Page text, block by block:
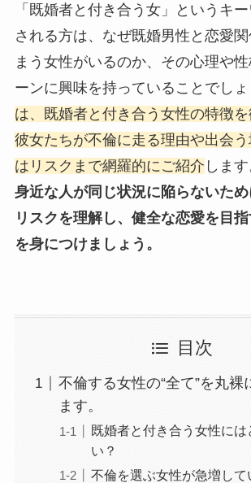
「既婚者と付き合う女」というキ
される方は、なぜ既婚男性と恋愛
まう女性がいるのか、その心理や
ーンに興味を持っていることでしょ
は、既婚者と付き合う女性の特徴を
彼女たちが不倫に走る理由や出会
はリスクまで網羅的にご紹介 します
身近な人が同じ状況に陥らないた
リスクを理解し、健全な恋愛を目
を身につけましょう。
目次
不倫する女性の“全て”を丸裸
ます。
既婚者と付き合う女性には
い？
不倫を選ぶ女性が急増して